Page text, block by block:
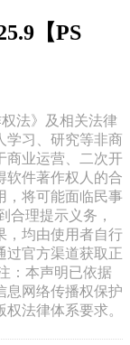
【PS
法》及相关法律
学习、研究等非商
商业运营、二次开
软件著作权人的合
，将可能面临民事
合理提示义务，
，均由使用者自行
过官方渠道获取正
：本声明已依据
息网络传播权保护
法律体系要求。